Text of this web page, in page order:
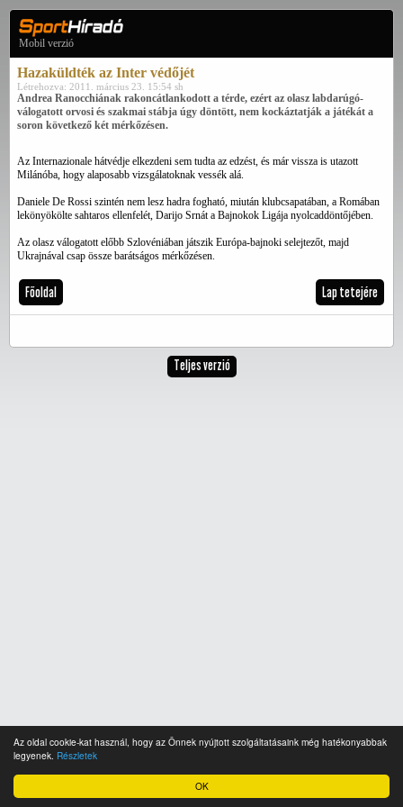
OK
Az oldal cookie-kat használ, hogy az Önnek nyújtott szolgáltatásaink még hatékonyabbak
legyenek. Részletek
Mobil verzió
Hazaküldték az Inter védőjét
Létrehozva: 2011. március 23. 15:54 sh
Andrea Ranocchiának rakoncátlankodott a térde, ezért az olasz labdarúgó-
válogatott orvosi és szakmai stábja úgy döntött, nem kockáztatják a játékát a
soron következő két mérkőzésen.
Az Internazionale hátvédje elkezdeni sem tudta az edzést, és már vissza is utazott
Milánóba, hogy alaposabb vizsgálatoknak vessék alá.
Daniele De Rossi szintén nem lesz hadra fogható, miután klubcsapatában, a Romában
lekönyökölte sahtaros ellenfelét, Darijo Srnát a Bajnokok Ligája nyolcaddöntőjében.
Az olasz válogatott előbb Szlovéniában játszik Európa-bajnoki selejtezőt, majd
Ukrajnával csap össze barátságos mérkőzésen.
Főoldal Lap tetejére
Teljes verzió